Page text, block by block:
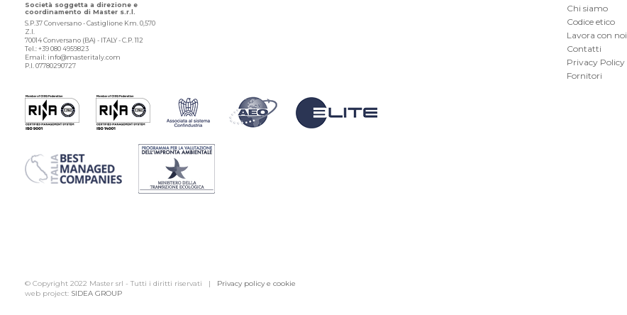
Società soggetta a direzione e
coordinamento di Master s.r.l.
S.P.37 Conversano - Castiglione Km. 0,570
Z.I.
70014 Conversano (BA) - ITALY - C.P. 112
Tel.: +39 080 4959823
Email: info@masteritaly.com
P.I. 07780290727
Chi siamo
Codice etico
Lavora con noi
Contatti
Privacy Policy
Fornitori
© Copyright 2022 Master srl - Tutti i diritti riservati | Privacy policy e cookie
web project: SIDEA GROUP